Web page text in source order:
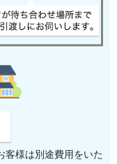
様は別途費用をいた